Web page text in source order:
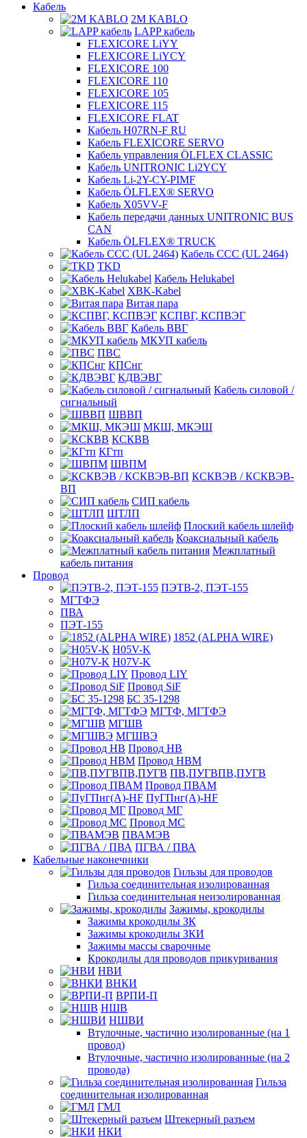
Кабель
2M KABLO
LAPP кабель
FLEXICORE LiYY
FLEXICORE LiYCY
FLEXICORE 100
FLEXICORE 110
FLEXICORE 105
FLEXICORE 115
FLEXICORE FLAT
Кабель H07RN-F RU
Кабель FLEXICORE SERVO
Кабель управления ÖLFLEX CLASSIC
Кабель UNITRONIC Li2YCY
Кабель Li-2Y-CY-PIMF
Кабель ÖLFLEX® SERVO
Кабель X05VV-F
Кабель передачи данных UNITRONIC BUS
CAN
Кабель ÖLFLEX® TRUCK
Кабель CCC (UL 2464)
TKD
Кабель Helukabel
XBK-Kabel
Витая пара
КСПВГ, КСПВЭГ
Кабель ВВГ
МКУП кабель
ПВС
КПСнг
КДВЭВГ
Кабель силовой /
сигнальный
ШВВП
МКШ, МКЭШ
КСКВВ
КГтп
ШВПМ
КСКВЭВ / КСКВЭВ-
ВП
СИП кабель
ШТЛП
Плоский кабель шлейф
Коаксиальный кабель
Межплатный
кабель питания
Провод
ПЭТВ-2, ПЭТ-155
МГТФЭ
ПВА
ПЭТ-155
1852 (ALPHA WIRE)
H05V-K
H07V-K
Провод LIY
Провод SiF
БС 35-1298
МГТФ, МГТФЭ
МГШВ
МГШВЭ
Провод НВ
Провод НВМ
ПВ,ПУГВПВ,ПУГВ
Провод ПВАМ
ПуГПнг(A)-HF
Провод МГ
Провод МС
ПВАМЭВ
ПГВА / ПВА
Кабельные наконечники
Гильзы для проводов
Гильза соединительная изолированная
Гильза соединительная неизолированная
Зажимы, крокодилы
Зажимы крокодилы ЗК
Зажимы крокодилы ЗКИ
Зажимы массы сварочные
Крокодилы для проводов прикуривания
НВИ
ВНКИ
ВРПИ-П
НШВ
НШВИ
Втулочные, частично изолированные (на 1
провод)
Втулочные, частично изолированные (на 2
провода)
Гильза
соединительная изолированная
ГМЛ
Штекерный разъем
НКИ